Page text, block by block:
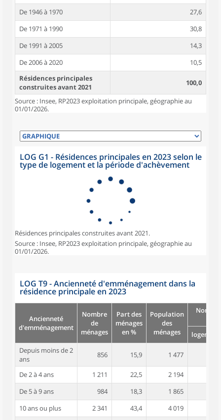
De 1946 à 1970
27,6
De 1971 à 1990
30,8
De 1991 à 2005
14,3
De 2006 à 2020
10,5
Résidences principales
construites avant 2021
100,0
Source : Insee, RP2023 exploitation principale, géographie au
01/01/2026.
LOG G1 - Résidences principales en 2023 selon le
type de logement et la période d'achèvement
Résidences principales construites avant 2021.
Source : Insee, RP2023 exploitation principale, géographie au
01/01/2026.
LOG T9 - Ancienneté d'emménagement dans la
résidence principale en 2023
Ancienneté
d'emménagement
Nombre
de
ménages
Part des
ménages
en %
Population
des
ménages
logement
Depuis moins de 2
ans
856 15,9 1 477
De 2 à 4 ans 1 211 22,5 2 194
De 5 à 9 ans
984 18,3 1 865
10 ans ou plus
2 341 43,4 4 019